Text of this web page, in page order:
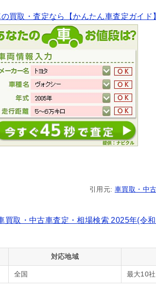
引用元: 車買取・中
買取・中古車査定・相場検索 2025年(令
対応地域
全国 最大10社